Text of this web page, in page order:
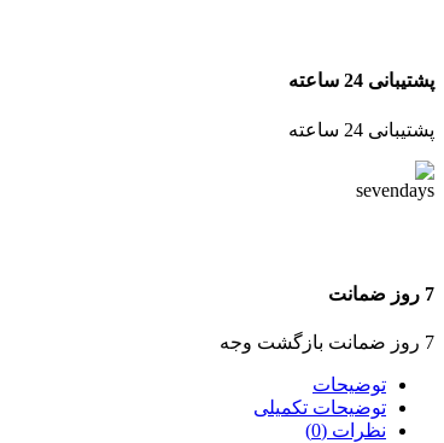
پشتیبانی 24 ساعته
پشتیبانی 24 ساعته
7 روز ضمانت
7 روز ضمانت بازگشت وجه
توضیحات
توضیحات تکمیلی
نظرات (0)